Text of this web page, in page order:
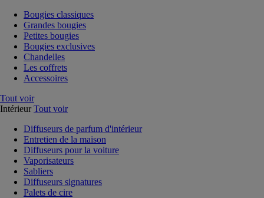
Bougies classiques
Grandes bougies
Petites bougies
Bougies exclusives
Chandelles
Les coffrets
Accessoires
Tout voir
Intérieur Tout voir
Diffuseurs de parfum d'intérieur
Entretien de la maison
Diffuseurs pour la voiture
Vaporisateurs
Sabliers
Diffuseurs signatures
Palets de cire